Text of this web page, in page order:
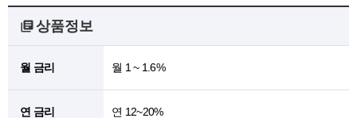
상품정보
월 금리 월 1 ~ 1.6%
연 금리 연 12~20%